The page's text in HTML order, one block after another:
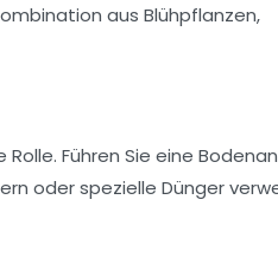
aus Blühpflanzen,
Führen Sie eine
oder spezielle Dünger